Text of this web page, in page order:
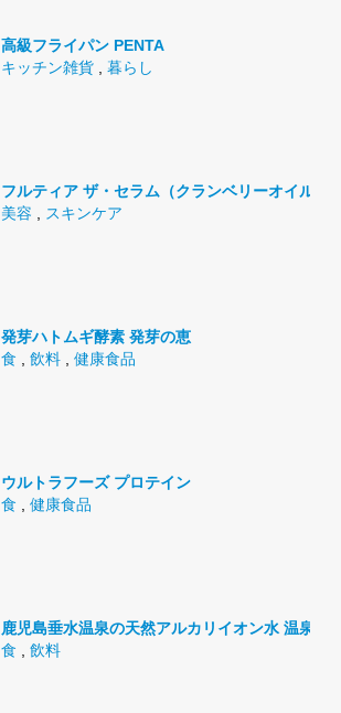
高級フライパン PENTA
キッチン雑貨
暮らし
フルティア ザ・セラム（クランベリーオイル）
美容
スキンケア
発芽ハトムギ酵素 発芽の恵
食
飲料 健康食品
ウルトラフーズ プロテイン
食
健康食品
鹿児島垂水温泉の天然アルカリイオン水 温泉水
食
飲料